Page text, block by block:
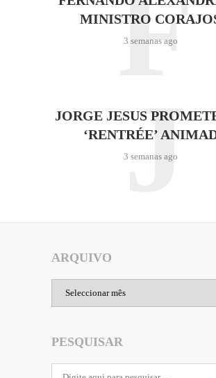
MINISTRO
3 semanas ago
F
JORGE JESUS
‘RENTRÉE’
3 semanas ago
J
ARQUIVO
PESQUISAR